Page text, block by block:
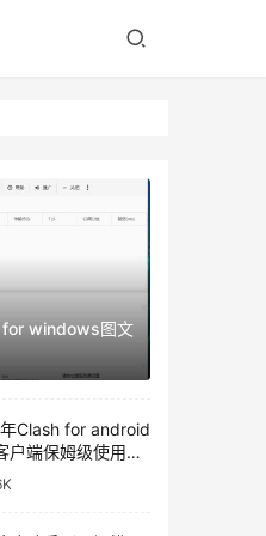
windows图文
Clash for android
户端保姆级使用教